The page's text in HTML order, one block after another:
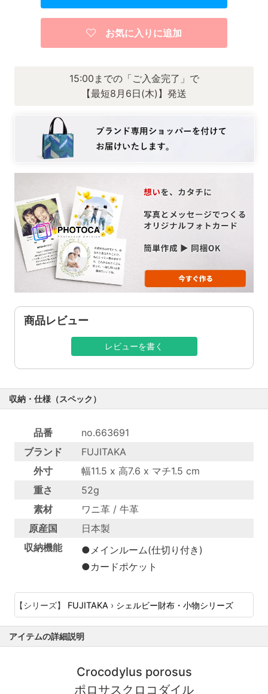
お気に入りに追加
15:00までの「ご入金完了」で
【最短8月6日(木)】発送
商品レビュー
レビューを書く
収納・仕様（スペック）
品番
no.663691
ブランド
FUJITAKA
外寸
幅11.5 x 高7.6 x マチ1.5 cm
重さ
52g
素材
ワニ革 / 牛革
原産国
日本製
収納機能
●メインルーム(仕切り付き)
●カードポケット
【シリーズ】 FUJITAKA › シェルビー財布・小物シリーズ
アイテムの詳細説明
Crocodylus porosus
ポロサスクロコダイル